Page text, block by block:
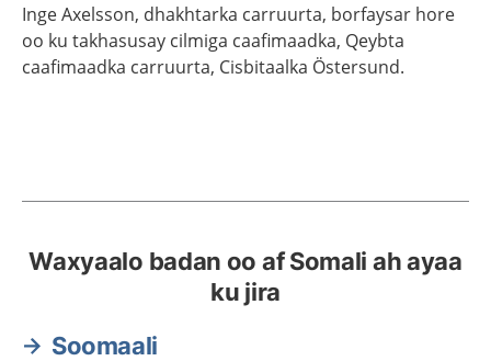
IngeAxelsson, dhakhtarka carruurta, borfaysar hore
oo ku takhasusay cilmiga caafimaadka, Qeybta
caafimaadka carruurta, Cisbitaalka Östersund.
Waxyaalo badan oo af Somali ah ayaa
ku jira
Soomaali